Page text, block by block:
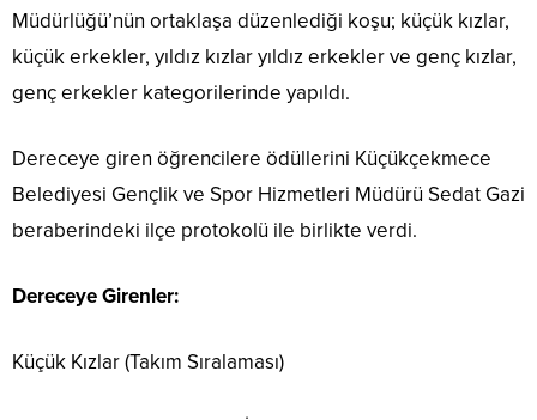
Müdürlüğü’nün ortaklaşa düzenlediği koşu; küçük kızlar,
küçük erkekler, yıldız kızlar yıldız erkekler ve genç kızlar,
genç erkekler kategorilerinde yapıldı.
Dereceye giren öğrencilere ödüllerini Küçükçekmece
Belediyesi Gençlik ve Spor Hizmetleri Müdürü Sedat Gazi
beraberindeki ilçe protokolü ile birlikte verdi.
Dereceye Girenler:
Küçük Kızlar (Takım Sıralaması)